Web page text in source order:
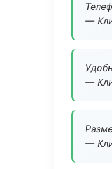
—
—
—